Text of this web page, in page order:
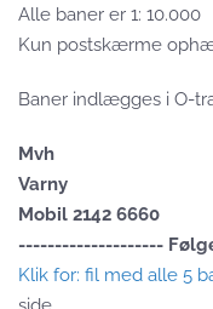
Alle baner er 1: 10.000
Kun postskærme
Baner indlægges i O-
Mvh
Varny
Mobil 2142 6660
--------------------
Klik for: fil med alle 5